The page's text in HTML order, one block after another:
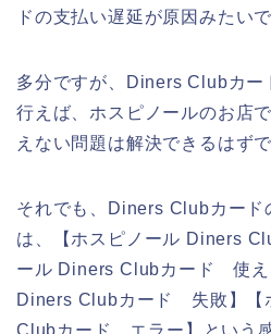
ドの支払い遅延が原因みたいで
多分ですが、Diners Clubカー
行えば、ホスピノールのお店
えない問題は解決できるはずで
それでも、Diners Clubカード
は、【ホスピノール Diners
ール Diners Clubカード 使え
Diners Clubカード 失敗】【
Clubカード エラー】という